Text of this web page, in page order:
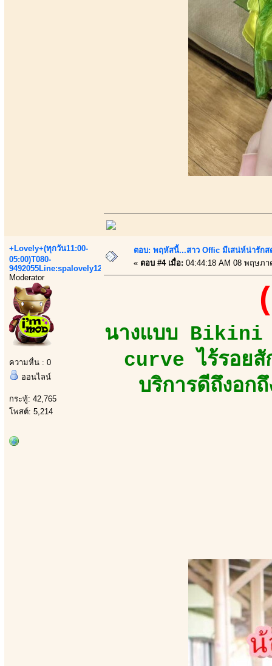
+Lovely+(ทุกวัน11:00-
05:00)T080-
9492055Line:spalovely123
Moderator
ความหื่น : 0
ออนไลน์
กระทู้: 42,765
โพสต์: 5,214
ตอบ: พฤหัสนี้...สาว Offic มีเสน่ห์น่ารักส
« ตอบ #4 เมื่อ: 04:44:18 AM 08 พฤษภา
นางแบบ Bikini
curve ไร้รอยสั
บริการดีถึงอก